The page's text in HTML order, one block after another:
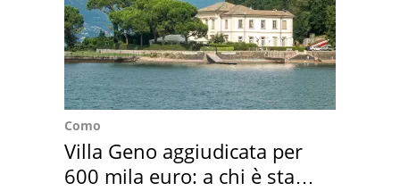
Como
Villa Geno aggiudicata per
600 mila euro: a chi è stata